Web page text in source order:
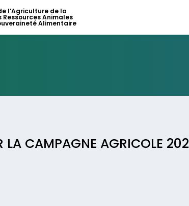
l’Agriculture de la
Ressources Animales
Alimentaire
LA CAMPAGNE AGRICOLE